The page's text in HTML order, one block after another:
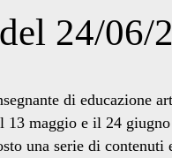
24/06/
di educazione
13 maggio e il 24
una serie di